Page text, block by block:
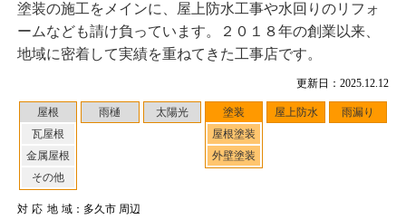
更新日：2025.12.12
屋根
瓦屋根
金属屋根
その他
雨樋 太陽光
塗装
屋根塗装
外壁塗装
屋上防水 雨漏り
対応地域：多久市 周辺
塗装の施工をメインに、屋上防水工事や水回りのリフォ
ームなども請け負っています。２０１８年の創業以来、
地域に密着して実績を重ねてきた工事店です。